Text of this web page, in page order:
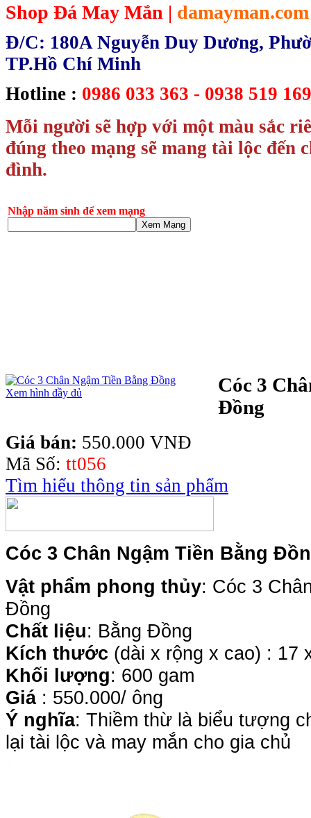
Shop Đá May Mắn | damayman.com
Đ/C: 180A Nguyễn Duy Dương,
TP.Hồ Chí Minh
Hotline : 0986 033 363 - 0938 519
Mỗi người sẽ hợp với một màu sắc
đúng theo mạng sẽ mang tài lộc đến
đình.
Nhập năm sinh để xem mạng
Xem Mạng
Xem hình đầy đủ
Cóc 3
Đồng
Giá bán: 550.000 VNĐ
Mã Số: tt056
Tìm hiểu thông tin sản phẩm
Cóc 3 Chân Ngậm Tiền Bằng
Vật phẩm phong thủy: Cóc 3
Đồng
Chất liệu: Bằng Đồng
Kích thước (dài x rộng x cao) : 17
Khối lượng: 600 gam
Giá : 550.000/ ông
Ý nghĩa: Thiềm thừ là biểu tượng
lại tài lộc và may mắn cho gia chủ